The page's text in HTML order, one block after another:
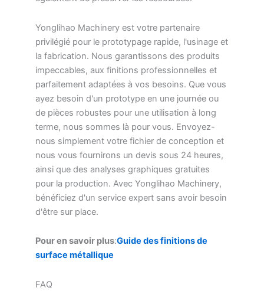
Yonglihao Machinery est votre partenaire
privilégié pour le prototypage rapide, l'usinage et
la fabrication. Nous garantissons des produits
impeccables, aux finitions professionnelles et
parfaitement adaptées à vos besoins. Que vous
ayez besoin d'un prototype en une journée ou
de pièces robustes pour une utilisation à long
terme, nous sommes là pour vous. Envoyez-
nous simplement votre fichier de conception et
nous vous fournirons un devis sous 24 heures,
ainsi que des analyses graphiques gratuites
pour la production. Avec Yonglihao Machinery,
bénéficiez d'un service expert sans avoir besoin
d'être sur place.
Pour en savoir plus:Guide des finitions de
surface métallique
FAQ